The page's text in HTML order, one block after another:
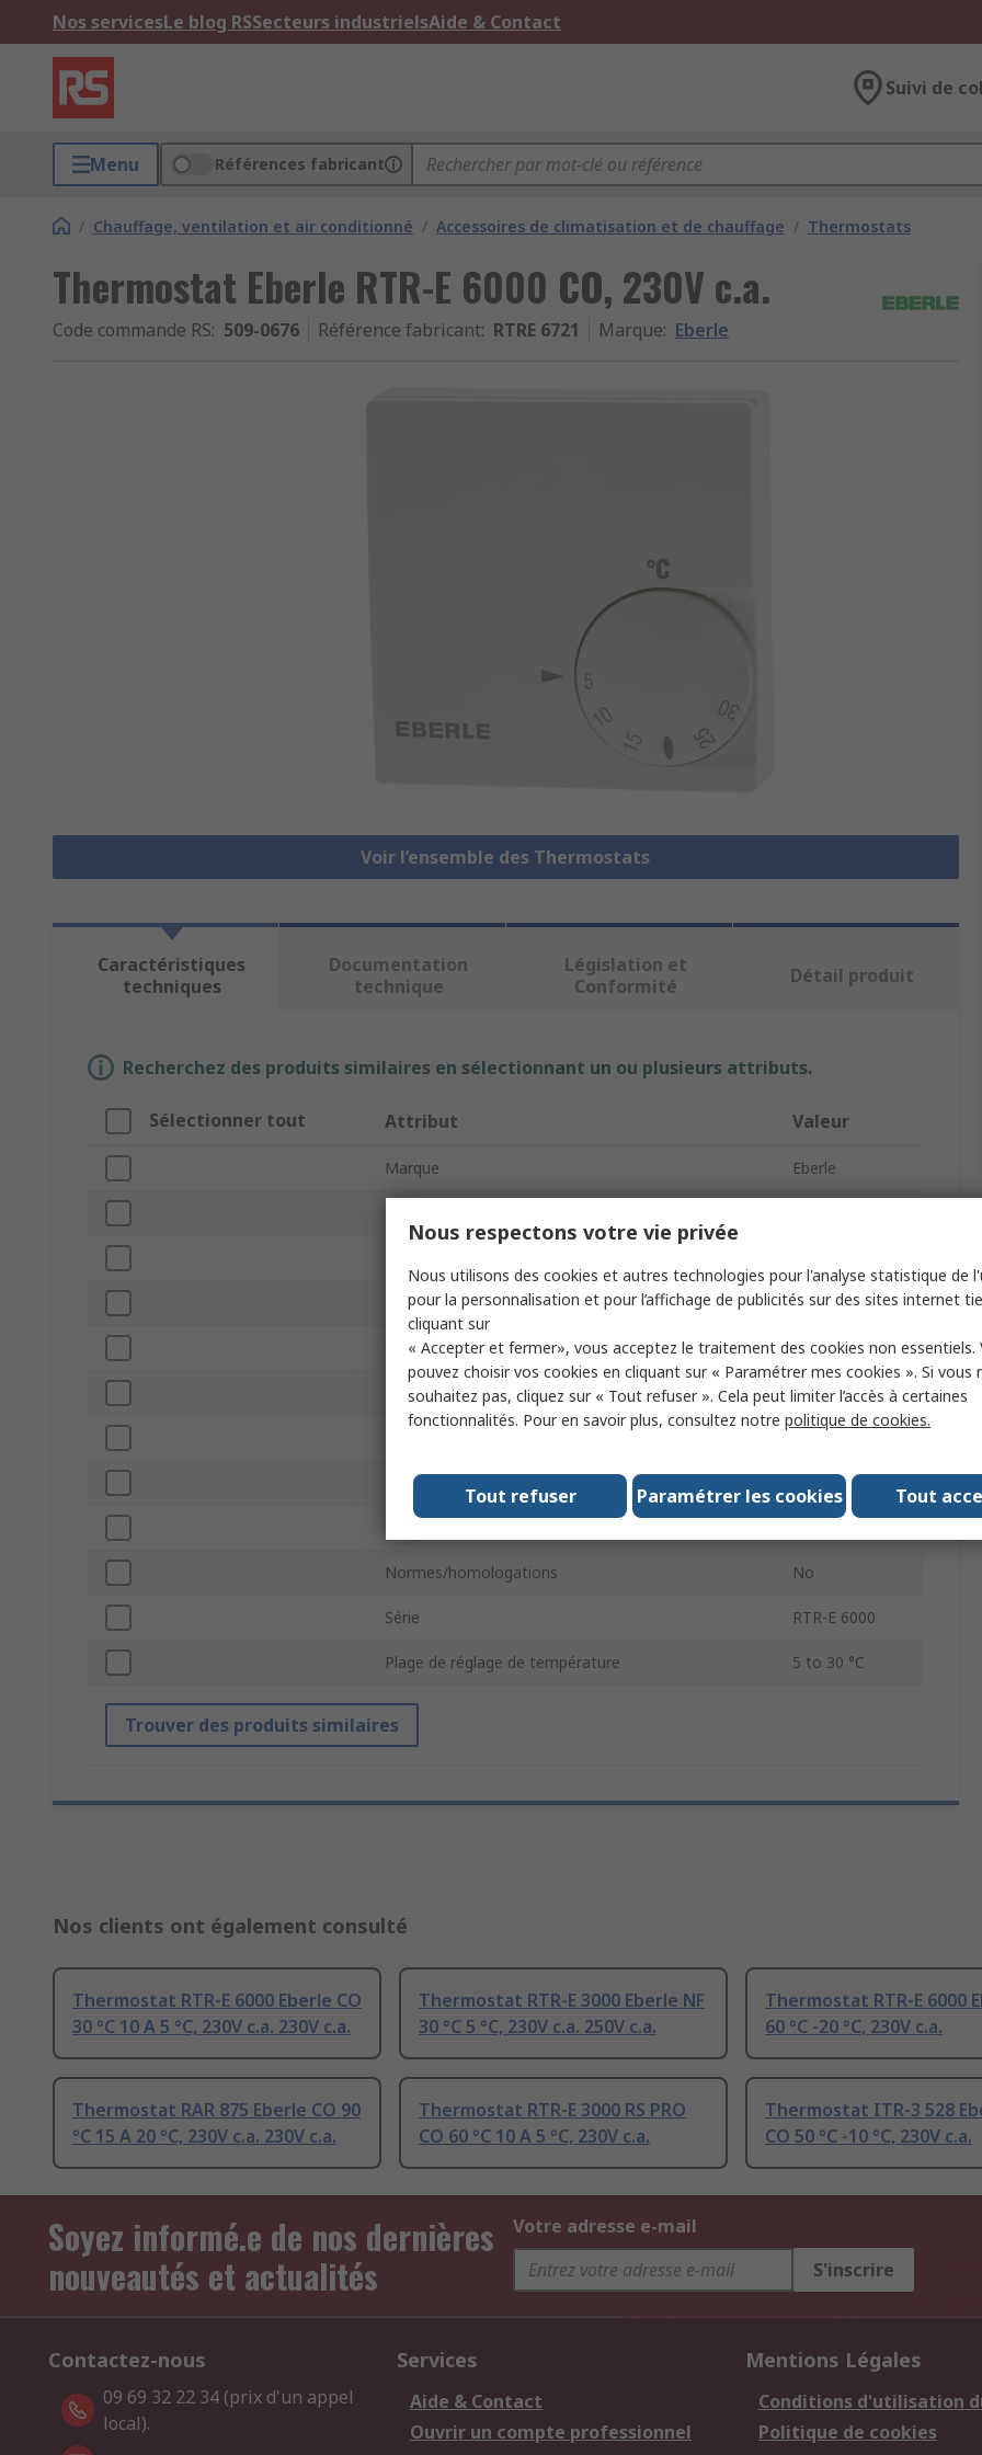
Nos servicesLe blog RSSecteurs industrielsAide & Contact
Suivi de
Menu Références fabricant
/ Chauffage, ventilation et air conditionné / Accessoires de climatisation et de chauffage / Thermostats
Thermostat Eberle RTR-E 6000 CO, 230V c.a.
Code commande RS: 509-0676 Référence fabricant: RTRE 6721 Marque: Eberle
Voir l’ensemble des Thermostats
Caractéristiques
techniques
Documentation
technique
Législation et
Conformité
Détail produit
Recherchez des produits similaires en sélectionnant un ou plusieurs attributs.
Sélectionner tout Attribut Valeur
Marque Eberle
Tension de contact 230V c.a.
Configuration du commutateur CO
Tension d'alimentation 230V c.a.
Température minimum de fonctionnement
Normes/homologations No
Série RTR-E 6000
Plage de réglage de température 5 to 30 °C
Trouver des produits similaires
Nos clients ont également consulté
Thermostat RTR-E 6000 Eberle CO
30 °C 10 A 5 °C, 230V c.a. 230V c.a.
Thermostat RTR-E 3000 Eberle NF
30 °C 5 °C, 230V c.a. 250V c.a.
Thermostat RTR-E 6000
60 °C -20 °C, 230V c.a.
Thermostat RAR 875 Eberle CO 90
°C 15 A 20 °C, 230V c.a. 230V c.a.
Thermostat RTR-E 3000 RS PRO
CO 60 °C 10 A 5 °C, 230V c.a.
Thermostat ITR-3 528
CO 50 °C -10 °C, 230V c.a.
Soyez informé.e de nos dernières
nouveautés et actualités
Votre adresse e-mail
S'inscrire
Contactez-nous
09 69 32 22 34 (prix d'un appel
local).
Services
Aide & Contact
Ouvrir un compte professionnel
Mentions Légales
Conditions d'utilisation
Politique de cookies
Nous respectons votre vie privée
Nous utilisons des cookies et autres technologies pour l'analyse statistique de
pour la personnalisation et pour l’affichage de publicités sur des sites internet
cliquant sur
« Accepter et fermer», vous acceptez le traitement des cookies non essentiels.
pouvez choisir vos cookies en cliquant sur « Paramétrer mes cookies ». Si vous
souhaitez pas, cliquez sur « Tout refuser ». Cela peut limiter l’accès à certaines
fonctionnalités. Pour en savoir plus, consultez notre politique de cookies.
Tout
Paramétrer les cookies
Tout refuser